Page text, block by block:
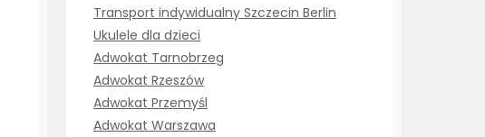
Transport indywidualny Szczecin Berlin
Ukulele dla dzieci
Adwokat Tarnobrzeg
Adwokat Rzeszów
Adwokat Przemyśl
Adwokat Warszawa